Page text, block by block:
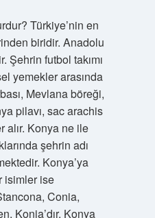
Türkiye’nin en
biridir. Anadolu
Şehrin futbol takımı
yemekler arasında
Mevlana böreği,
pilavı, sac arachis
alır. Konya ne ile
şehrin adı
Konya’ya
isimler ise
Conia,
Konia’dır. Konya